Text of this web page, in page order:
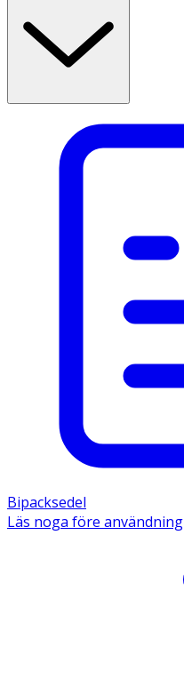
Bipacksedel
Läs noga före användning